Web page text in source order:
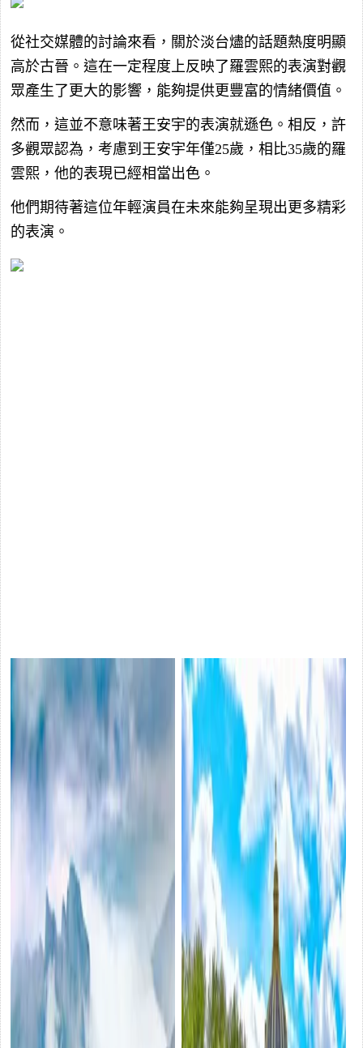
從社交媒體的討論來看，關於淡台燼的話題熱度明顯
高於古晉。這在一定程度上反映了羅雲熙的表演對觀
眾產生了更大的影響，能夠提供更豐富的情緒價值。
然而，這並不意味著王安宇的表演就遜色。相反，許
多觀眾認為，考慮到王安宇年僅25歲，相比35歲的羅
雲熙，他的表現已經相當出色。
他們期待著這位年輕演員在未來能夠呈現出更多精彩
的表演。